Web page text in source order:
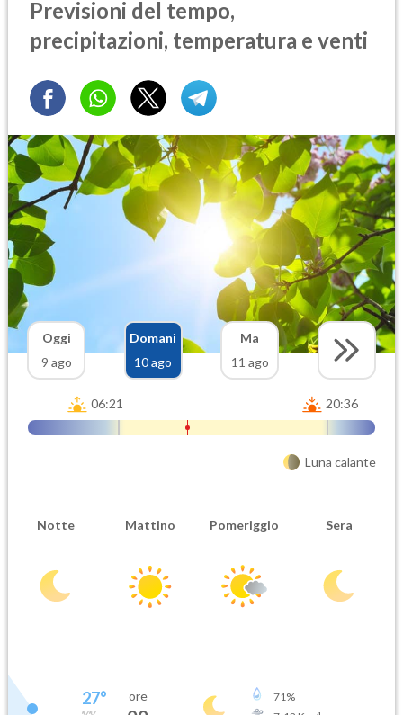
Previsioni del tempo,
precipitazioni, temperatura e venti
Oggi
9 ago
Domani
10 ago
Ma
11 ago
06:21 20:36
Luna calante
Notte Mattino Pomeriggio Sera
27° ore 71%